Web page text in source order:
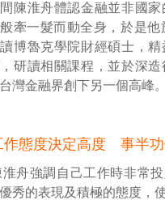
陳淮舟體認金融並非國
牽一髮而動全身，於是
博魯克學院財經碩士，
研讀相關課程，並於深造
灣金融界創下另一個高峰。
作態度決定高度 事半功
淮舟強調自己工作時非常
秀的表現及積極的態度，